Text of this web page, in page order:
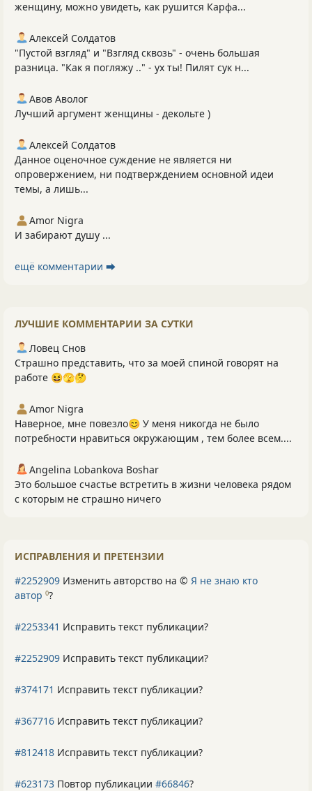
женщину, можно увидеть, как рушится Карфа...
Алексей Солдатов
"Пустой взгляд" и "Взгляд сквозь" - очень большая
разница. "Как я погляжу .." - ух ты! Пилят сук н...
Авов Аволог
Лучший аргумент женщины - декольте )
Алексей Солдатов
Данное оценочное суждение не является ни
опровержением, ни подтверждением основной идеи
темы, а лишь...
Amor Nigra
И забирают душу ...
ещё комментарии ⮕
ЛУЧШИЕ КОММЕНТАРИИ ЗА СУТКИ
Ловец Снов
Страшно представить, что за моей спиной говорят на
работе 😆🫣🤔
Amor Nigra
Наверное, мне повезло😊 У меня никогда не было
потребности нравиться окружающим , тем более всем....
Angelina Lobankova Boshar
Это большое счастье встретить в жизни человека рядом
с которым не страшно ничего
ИСПРАВЛЕНИЯ И ПРЕТЕНЗИИ
#2252909 Изменить авторство на © Я не знаю кто
автор 0?
#2253341 Исправить текст публикации?
#2252909 Исправить текст публикации?
#374171 Исправить текст публикации?
#367716 Исправить текст публикации?
#812418 Исправить текст публикации?
#623173 Повтор публикации #66846?